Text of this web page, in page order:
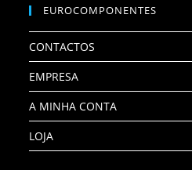
EUROCOMPONENTES
CONTACTOS
EMPRESA
A MINHA CONTA
LOJA